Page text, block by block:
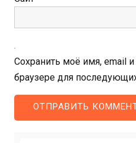
Сохранить моё имя, email
браузере для